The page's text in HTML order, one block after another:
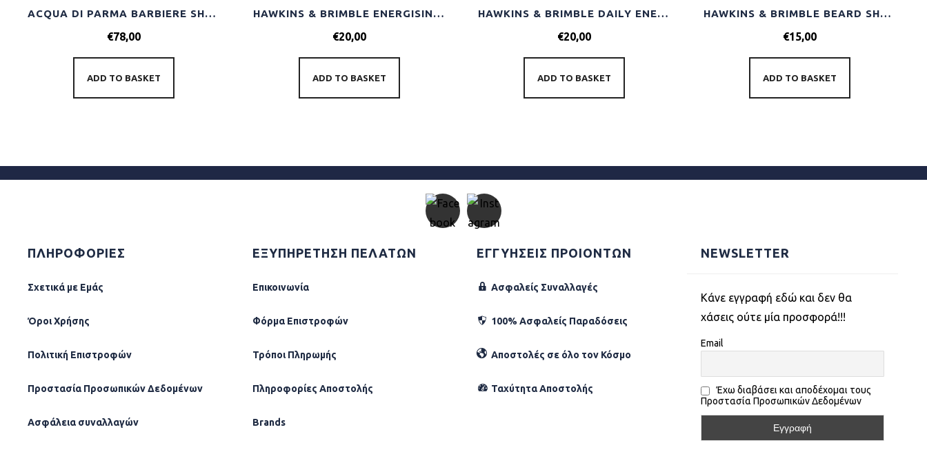
ACQUA DI PARMA BARBIERE SHAVING CREAM 125GR
€78,00
ADD TO BASKET
HAWKINS & BRIMBLE ENERGISING EYE CREAM 20ML
€20,00
ADD TO BASKET
HAWKINS & BRIMBLE DAILY ENERGISING MOISTURISER 100ML
€20,00
ADD TO BASKET
HAWKINS & BRIMBLE BEARD SHAMPOO 250ML
€15,00
ADD TO BASKET
ΠΛΗΡΟΦΟΡΙΕΣ
Σχετικά µε Εµάς
Όροι Χρήσης
Πολιτική Επιστροφών
Προστασία Προσωπικών Δεδομένων
Ασφάλεια συναλλαγών
ΕΞΥΠΗΡΕΤΗΣΗ ΠΕΛΑΤΩΝ
Επικοινωνία
Φόρµα Επιστροφών
Τρόποι Πληρωμής
Πληροφορίες Αποστολής
Brands
ΕΓΓΥΗΣΕΙΣ ΠΡΟΙΟΝΤΩΝ
Ασφαλείς Συναλλαγές
100% Ασφαλείς Παραδόσεις
Αποστολές σε όλο τον Κόσµο
Ταχύτητα Αποστολής
NEWSLETTER
Kάνε εγγραφή εδώ και δεν θα
χάσεις ούτε μία προσφορά!!!
Email
Έχω διαβάσει και αποδέχομαι τους
Προστασία Προσωπικών Δεδομένων